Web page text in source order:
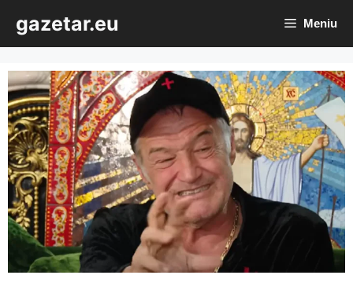
conținut
gazetar.eu Meniu